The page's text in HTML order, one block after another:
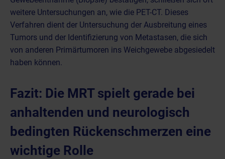
weitere Untersuchungen an, wie die PET-CT. Dieses
Verfahren dient der Untersuchung der Ausbreitung eines
Tumors und der Identifizierung von Metastasen, die sich
von anderen Primärtumoren ins Weichgewebe abgesiedelt
haben können.
Fazit: Die MRT spielt gerade bei
anhaltenden und neurologisch
bedingten Rückenschmerzen eine
wichtige Rolle